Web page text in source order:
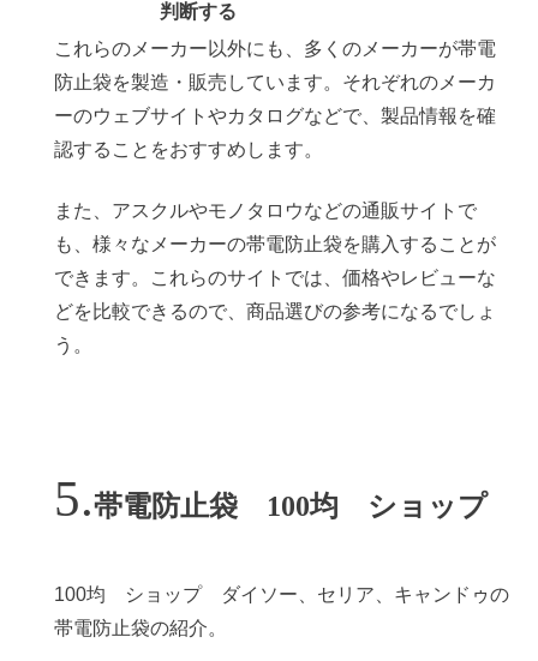
判断する
これらのメーカー以外にも、多くのメーカーが帯電
防止袋を製造・販売しています。それぞれのメーカ
ーのウェブサイトやカタログなどで、製品情報を確
認することをおすすめします。
また、アスクルやモノタロウなどの通販サイトで
も、様々なメーカーの帯電防止袋を購入することが
できます。これらのサイトでは、価格やレビューな
どを比較できるので、商品選びの参考になるでしょ
う。
帯電防止袋 100均 ショップ
100均 ショップ ダイソー、セリア、キャンドゥの
帯電防止袋の紹介。